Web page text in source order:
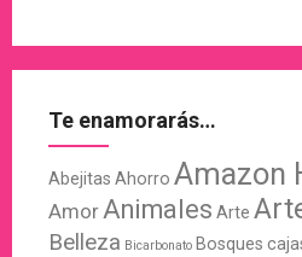
Te enamorarás…
Abejitas Ahorro Amazon
Amor Animales Arte
Belleza Bicarbonato Bosques